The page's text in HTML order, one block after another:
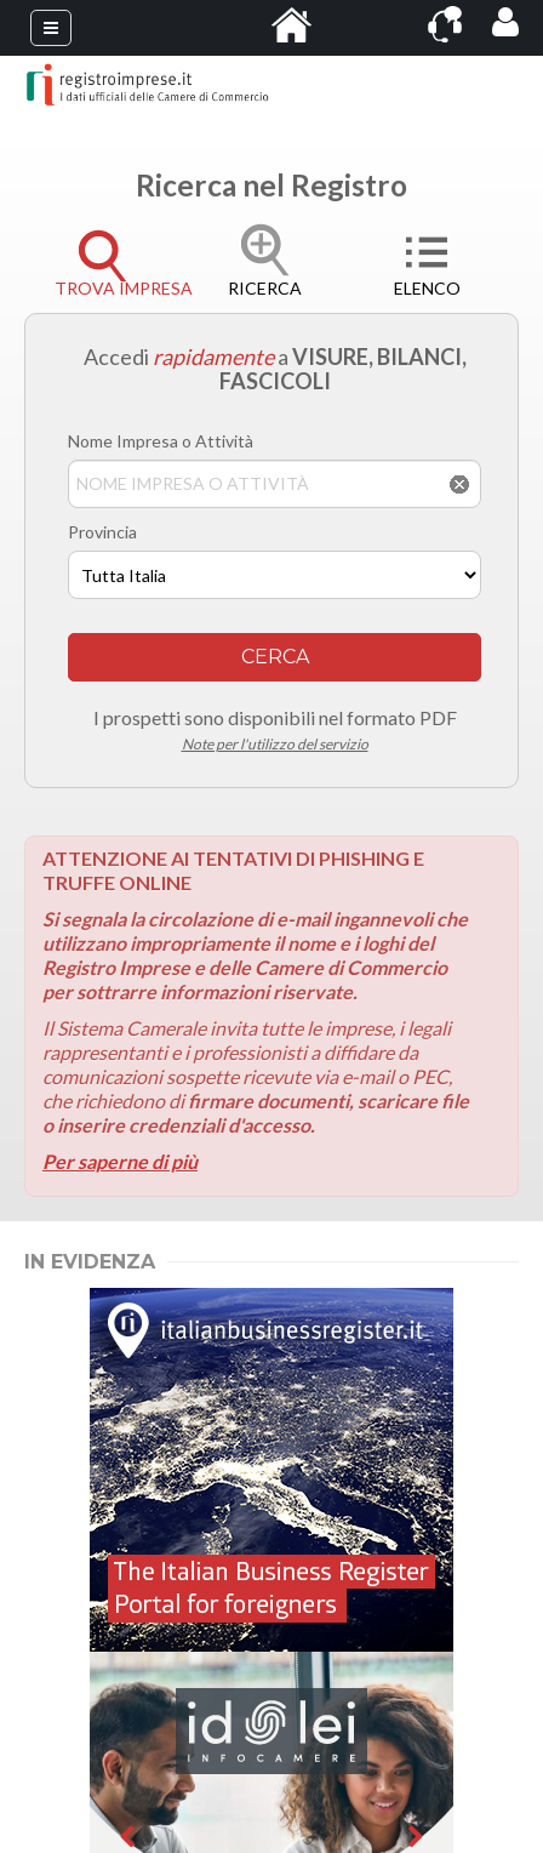
Ricerca nel Registro
TROVA IMPRESA RICERCA ELENCO
Accedi rapidamenteaVISURE, BILANCI,
FASCICOLI
Nome Impresa o Attività
Provincia
CERCA
I prospetti sono disponibili nel formato PDF
Note per l'utilizzo del servizio
ATTENZIONE AI TENTATIVI DI PHISHING E
TRUFFE ONLINE
Si segnala la circolazione di e-mail ingannevoli che
utilizzano impropriamente il nome e i loghi del
Registro Imprese e delle Camere di Commercio
per sottrarre informazioni riservate.
Il Sistema Camerale invita tutte le imprese, i legali
rappresentanti e i professionisti a diffidare da
comunicazioni sospette ricevute via e-mail o PEC,
che richiedono difirmare documenti, scaricare file
o inserire credenziali d'accesso.
Per saperne di più
IN EVIDENZA